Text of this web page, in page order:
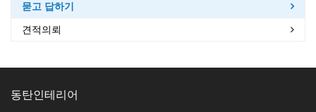
묻고 답하기
견적의뢰
동탄인테리어